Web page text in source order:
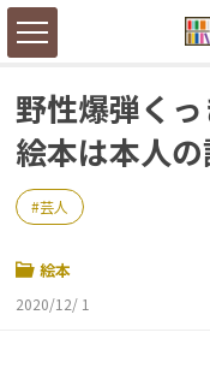
野性爆弾く
絵本は本人
芸人
絵本
2020/12/ 1